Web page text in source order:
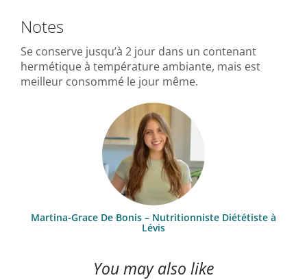
Notes
Se conserve jusqu’à 2 jour dans un contenant
hermétique à température ambiante, mais est
meilleur consommé le jour même.
Martina-Grace De Bonis – Nutritionniste Diététiste à
Lévis
You may also like